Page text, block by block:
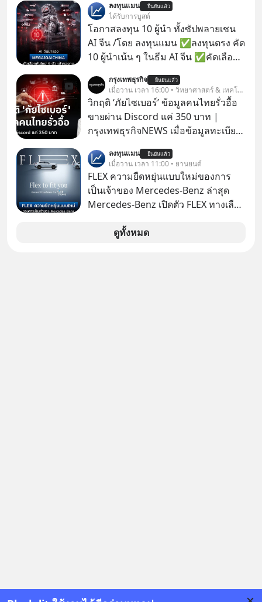
ตั้งกำแพงใส่และมองว่าเราเห็นแก่ตัวทั้ง
ที่เราเองก็ไม่เคยปฏิเสธใครอย่างนี้มา
ก่อน แต่พอตั้งใจจะ ‘สร้างขอบเขต’ เพื่อ
ตัวเองดูสักครั้ง กลับทำให้เกิดรอยร้าว
ในความสัมพันธ์เสียอย่างนั้น โดยราย
การแอปเท๋ Dinner Talk ในวันนี้โฮสต์
ทั้ง 2 ท่าน แทป-รวิศ หาญอุตสาหะ และ
เอ๋ นิ้วกลม-สราวุธ เฮ้งสวัสดิ์ จะพาทุก
คนไปสำรวจวิธีสร้างขอบเขตเพื่อรักษา
ใจของตัวเองและรักษาความสัมพันธ์
ของคนรอบข้างไปพร้อมกัน
#boundary #selfdevelopment #แอป
เท๋dinnertalk
#missiontothemoonpodcast
ลงทุนแมน ยืนยันแล้ว
ได้รับการบูสต์
โอกาสลงทุน 10 ผู้นำ ทั้งซัปพลายเชน
AI จีน /โดย ลงทุนแมน ✅ลงทุนตรง คัด
10 ผู้นำเน้น ๆ ในธีม AI จีน ✅คัดเลือก
เจ้าของผู้นำ AI จีน ตั้งแต่โรงงานผลิตชิป
หน่วยความจำ โมเดล AI ยันหุ่นยนต์
✅ได้การรับยกเว้นภาษี Capital Gain
ตามกฎหมายภาษีของประเทศไทย
กรุงเทพธุรกิจ ยืนยันแล้ว
เมื่อวาน เวลา 16:00 • วิทยาศาสตร์ & เทคโนโลยี
วิกฤติ ‘ภัยไซเบอร์’ ข้อมูลคนไทยรั่วอื้อ
ขายผ่าน Discord แค่ 350 บาท |
กรุงเทพธุรกิจNEWS เมื่อข้อมูลทะเบียน
ในมือมิจฉาชีพ และถูกขายในตลาดมืด
ด้วยราคา 350 บาท รัฐบาลทำยังไงต่อ?
ลงทุนแมน ยืนยันแล้ว
เมื่อวาน เวลา 11:00 • ยานยนต์
FLEX ความยืดหยุ่นแบบใหม่ของการ
เป็นเจ้าของ Mercedes-Benz ล่าสุด
Mercedes-Benz เปิดตัว FLEX ทางเลือก
“Flex to Fit You ยืดได้ตามสไตล์คุณ
ดูทั้งหมด